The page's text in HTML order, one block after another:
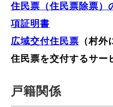
住民票（住民票除票）
項証明書
広域交付住民票 （村
住民票を交付するサー
戸籍関係